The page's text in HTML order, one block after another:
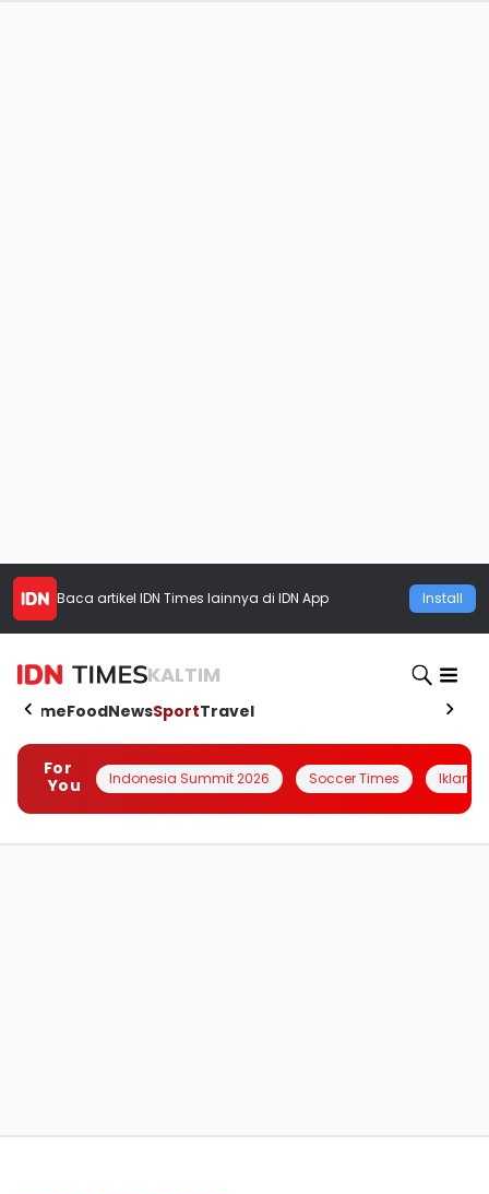
Baca artikel IDN Times lainnya di IDN App Install
KALTIM
HomeFoodNewsSportTravel
For
You
Indonesia Summit 2026 Soccer Times Iklanin